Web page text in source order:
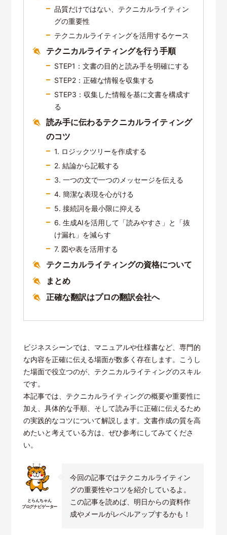
品質だけではない、テクニカルライティン
グの重要性
テクニカルライティングを活用するケース
テクニカルライティングを行う手順
STEP1：文書の目的と読み手を明確にする
STEP2：正確な情報を収集する
STEP3：収集した情報を基に文書を構成す
る
読み手に伝わるテクニカルライティング
のコツ
1. ロジックツリーを作成する
2. 結論から記載する
3. 一つの文で一つのメッセージを伝える
4. 簡潔な表現を心がける
5. 接続詞を最小限に抑える
6. 生成AIを活用して「読みやすさ」と「抜
け漏れ」を減らす
7. 図や表を活用する
テクニカルライティングの資格について
まとめ
正確な翻訳はプロの翻訳会社へ
ビジネスシーンでは、マニュアルや仕様書など、専門的
な内容を正確に伝える場面が数多く存在します。こうし
た場面で役立つのが、テクニカルライティングのスキル
です。
本記事では、テクニカルライティングの概要や重要性に
加え、具体的な手順、そして読み手に正確に伝えるため
の実践的なコツについて解説します。文書作成の質を高
めたいと考えている方は、ぜひ参考にしてみてくださ
い。
とらんちゃん
ブログナビゲーター
今回の記事ではテクニカルライティン
グの重要性やコツを紹介しているよ。
この記事を読めば、明日からの資料作
成やメールがレベルアップするかも！